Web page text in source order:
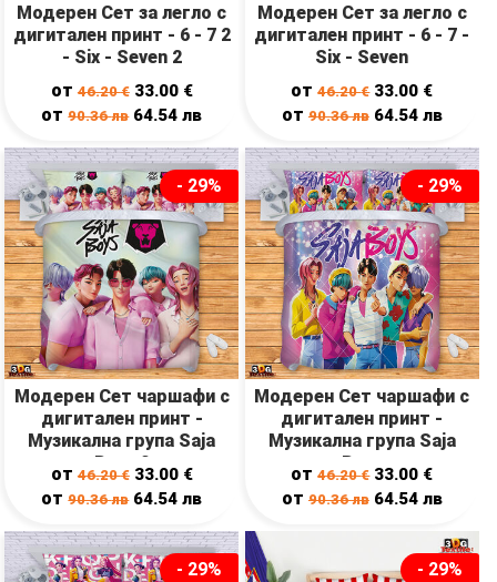
Модерен Сет за легло с
дигитален принт - 6 - 7 2
- Six - Seven 2
от46.20€ 33.00 €
от90.36лв 64.54лв
Модерен Сет за легло с
дигитален принт - 6 - 7 -
Six - Seven
от46.20€ 33.00 €
от 90.36лв 64.54 лв
- 29%
Модерен Сет чаршафи с
дигитален принт -
Музикална група Saja
Boys 2
от46.20€ 33.00 €
от90.36лв 64.54лв
- 29%
Модерен Сет чаршафи с
дигитален принт -
Музикална група Saja
Boys
от46.20€ 33.00 €
от 90.36лв 64.54 лв
- 29% - 29%